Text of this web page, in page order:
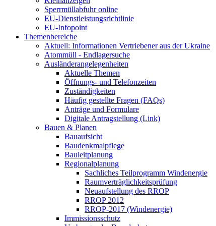
Sperrmüllabfuhr online
EU-Dienstleistungsrichtlinie
EU-Infopoint
Themenbereiche
Aktuell: Informationen Vertriebener aus der Ukraine
Atommüll - Endlagersuche
Ausländerangelegenheiten
Aktuelle Themen
Öffnungs- und Telefonzeiten
Zuständigkeiten
Häufig gestellte Fragen (FAQs)
Anträge und Formulare
Digitale Antragstellung (Link)
Bauen & Planen
Bauaufsicht
Baudenkmalpflege
Bauleitplanung
Regionalplanung
Sachliches Teilprogramm Windenergie
Raumverträglichkeitsprüfung
Neuaufstellung des RROP
RROP 2012
RROP-2017 (Windenergie)
Immissionsschutz